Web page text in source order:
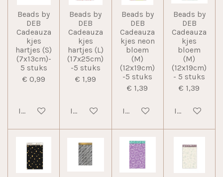
Beads by
DEB
Cadeauza
kjes
hartjes (S)
(7x13cm)-
5 stuks
€ 0,99
In winkelwagen
Beads by
DEB
Cadeauza
kjes
hartjes (L)
(17x25cm)
-5 stuks
€ 1,99
In winkelwagen
Beads by
DEB
Cadeauza
kjes neon
bloem
(M)
(12x19cm)
-5 stuks
€ 1,39
In winkelwagen
Beads by
DEB
Cadeauza
kjes
bloem
(M)
(12x19cm)
- 5 stuks
€ 1,39
In